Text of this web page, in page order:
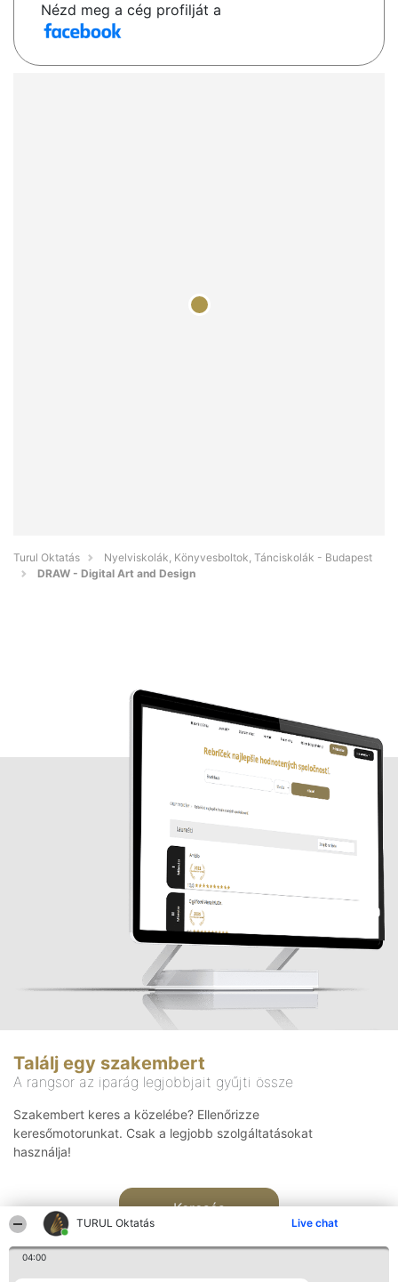
TURUL Oktatás Live chat
04:00
Nézd meg a cég profilját a
Turul Oktatás
Nyelviskolák, Könyvesboltok, Tánciskolák - Budapest
DRAW - Digital Art and Design
Találj egy szakembert
A rangsor az iparág legjobbjait gyűjti össze
Szakembert keres a közelébe? Ellenőrizze
keresőmotorunkat. Csak a legjobb szolgáltatásokat
használja!
Keresés